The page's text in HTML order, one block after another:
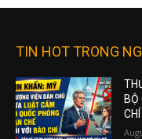
TIN HOT TRONG
BỘ
CHÍ